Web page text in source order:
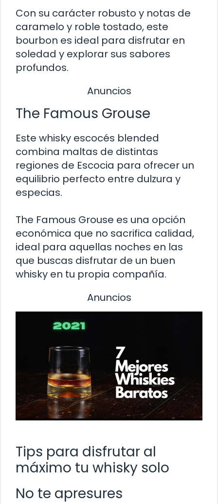
Con su carácter robusto y notas de
caramelo y roble tostado, este
bourbon es ideal para disfrutar en
soledad y explorar sus sabores
profundos.
Anuncios
The Famous Grouse
Este whisky escocés blended
combina maltas de distintas
regiones de Escocia para ofrecer un
equilibrio perfecto entre dulzura y
especias.
The Famous Grouse es una opción
económica que no sacrifica calidad,
ideal para aquellas noches en las
que buscas disfrutar de un buen
whisky en tu propia compañía.
Anuncios
Tips para disfrutar al
máximo tu whisky solo
No te apresures